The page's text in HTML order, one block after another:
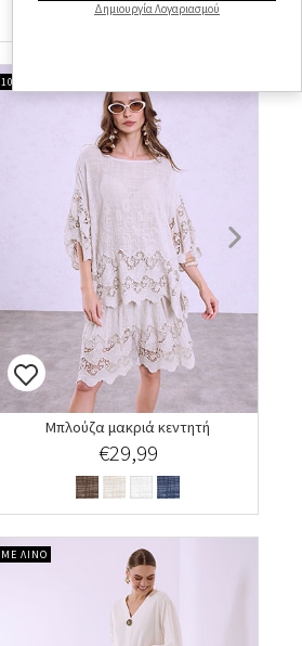
100% ΒΑΜΒΑΚΙ
Μπλούζα μακριά κεντητή
€29,99
ΜΕ ΛΙΝΟ
Δημιουργία Λογαριασμού